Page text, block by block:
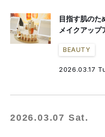
目指す肌の
メイクアップ
BEAUTY
2026.03.17
2026.03.07 Sat.